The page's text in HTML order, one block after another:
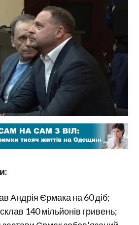
Андрія Єрмака на 60 діб;
140 мільйонів гривень;